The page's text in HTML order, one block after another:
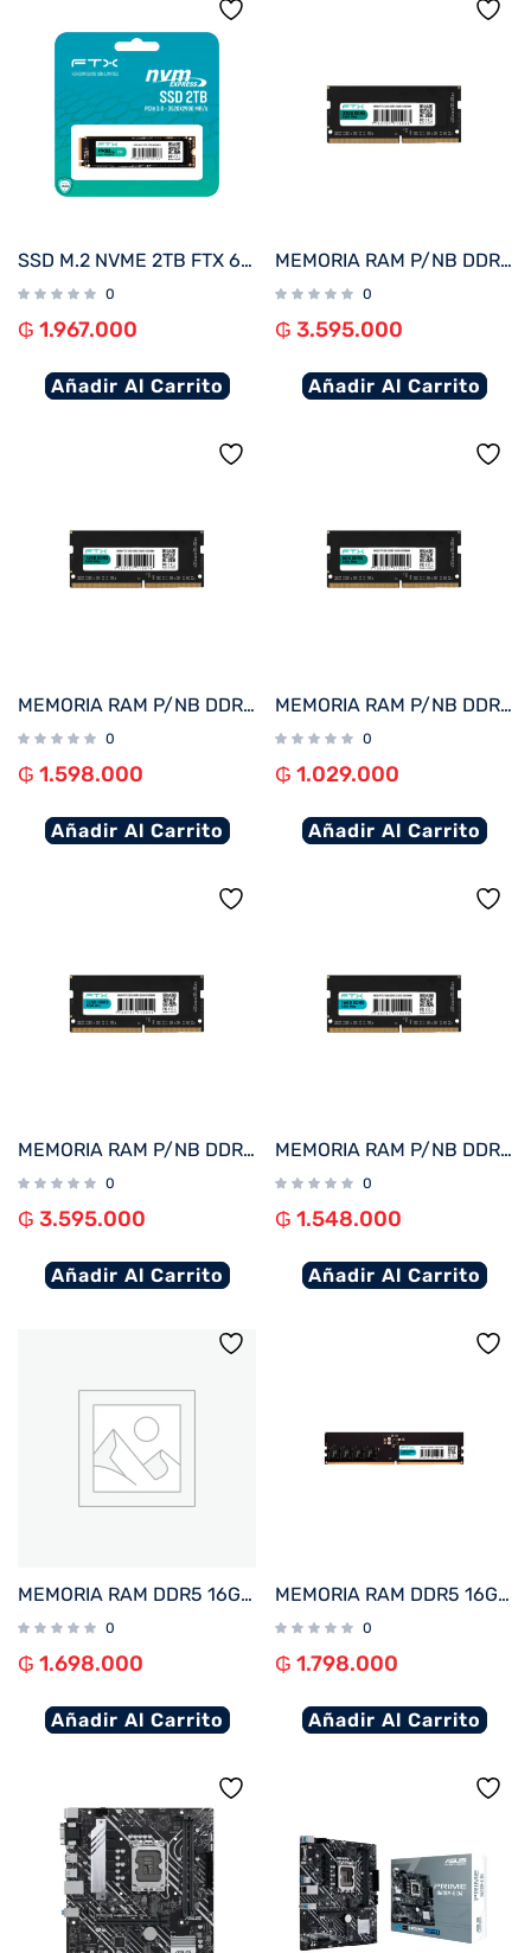
SSD M.2 NVME 2TB FTX 6000/5000 115168 PCIE 4.0
0
₲ 1.967.000
Añadir Al Carrito
MEMORIA RAM P/NB DDR5 32GB 5600 FTX 115083
0
₲ 3.595.000
Añadir Al Carrito
MEMORIA RAM P/NB DDR5 16GB 5600 FTX 115076
0
₲ 1.598.000
Añadir Al Carrito
MEMORIA RAM P/NB DDR5 8GB 5600 FTX 115069
0
₲ 1.029.000
Añadir Al Carrito
MEMORIA RAM P/NB DDR5 32GB 5200 FTX 115052
0
₲ 3.595.000
Añadir Al Carrito
MEMORIA RAM P/NB DDR5 16GB 5200 FTX 115045
0
₲ 1.548.000
Añadir Al Carrito
MEMORIA RAM DDR5 16GB 6000 FTX 115021
0
₲ 1.698.000
Añadir Al Carrito
MEMORIA RAM DDR5 16GB 5200 FTX 114970
0
₲ 1.798.000
Añadir Al Carrito